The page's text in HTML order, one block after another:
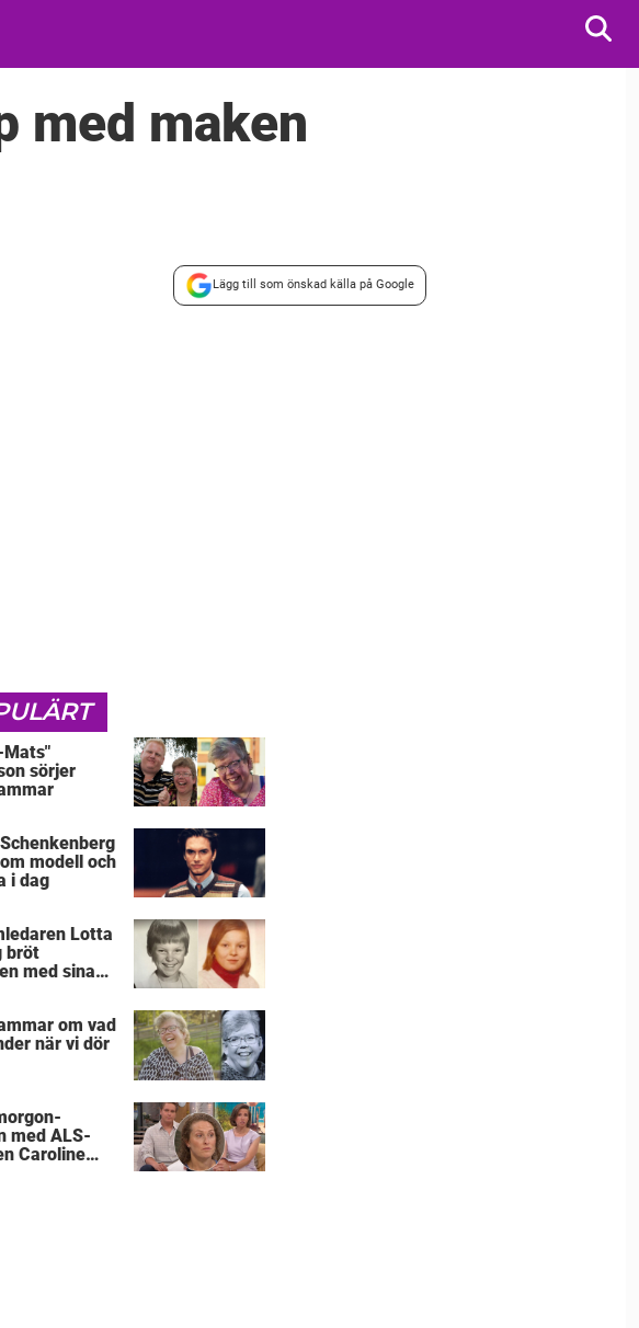
med maken
Lägg till som önskad källa på Google
Mats"
sörjer
modell och
i dag
Lotta
bröt
med sina
om vad
när vi dör
med ALS-
Caroline